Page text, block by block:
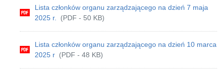
Lista członków organu zarządzającego na dzień 7 maja
2025 r.
(PDF - 50 KB)
Lista członków organu zarządzającego na dzień 10 marca
2025 r (PDF - 48 KB)